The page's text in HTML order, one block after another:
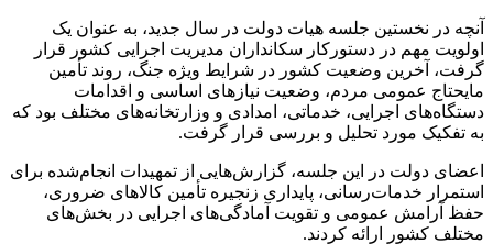
آنچه در نخستین جلسه هیات دولت در سال جدید، به عنوان یک
اولویت مهم در دستورکار سکانداران مدیریت اجرایی کشور قرار
گرفت، آخرین وضعیت کشور در شرایط ویژه جنگ، روند تأمین
مایحتاج عمومی مردم، وضعیت نیازهای اساسی و اقدامات
دستگاه‌های اجرایی، خدماتی، امدادی و وزارتخانه‌های مختلف بود که
به تفکیک مورد تحلیل و بررسی قرار گرفت.
اعضای دولت در این جلسه، گزارش‌هایی از تمهیدات انجام‌شده برای
استمرار خدمات‌رسانی، پایداری زنجیره تأمین کالاهای ضروری،
حفظ آرامش عمومی و تقویت آمادگی‌های اجرایی در بخش‌های
مختلف کشور ارائه کردند.